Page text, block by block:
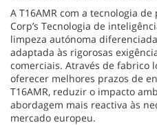
A T16AMR com a tecnologia
Corp’s Tecnologia de
limpeza autónoma
adaptada às rigorosas
comerciais. Através de fabrico
oferecer melhores prazos de
T16AMR, reduzir o impacto
abordagem mais reactiva às
mercado europeu.